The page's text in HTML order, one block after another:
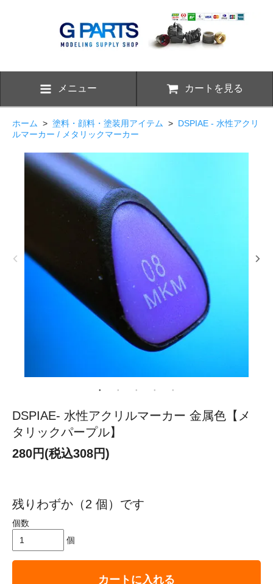
メニュー カートを見る
ホーム > 塗料・顔料・塗装用アイテム > DSPIAE - 水性アクリ
ルマーカー / メタリックマーカー
DSPIAE- 水性アクリルマーカー 金属色【メ
タリックパープル】
280円(税込308円)
残りわずか（2 個）です
個数
個
カートに入れる